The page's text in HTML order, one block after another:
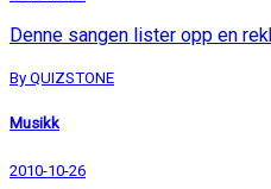
Denne sangen lister opp en
By QUIZSTONE
Musikk
2010-10-26